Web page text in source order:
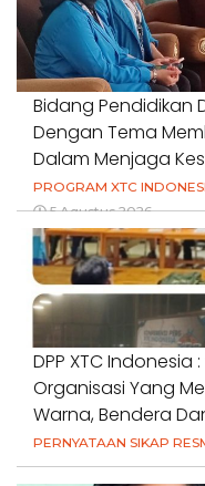
Bidang Pendidikan
Dengan Tema
Dalam Menjaga
PROGRAM XTC
5 Agustus 2026
DPP XTC Indonesia
Organisasi Yang
Warna, Bendera
PERNYATAAN SIKAP